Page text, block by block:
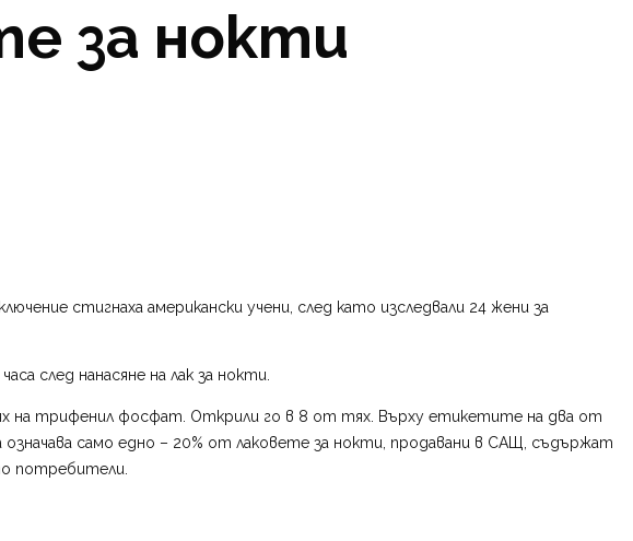
за нокти
стигнаха американски учени, след като изследвали 24 жени за
след нанасяне на лак за нокти.
на трифенил фосфат. Открили го в 8 от тях. Върху етикетите на два от
само едно – 20% от лаковете за нокти, продавани в САЩ, съдържат
потребители.